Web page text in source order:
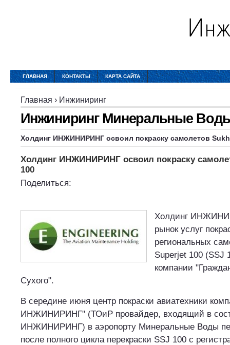
ГЛАВНАЯ КОНТАКТЫ КАРТА САЙТА
Главная › Инжиниринг
Инжиниринг Минеральные
Холдинг ИНЖИНИРИНГ освоил покраску самолетов
Холдинг ИНЖИНИРИНГ освоил покраску
100
Поделиться:
Холдинг
рынок услуг
региональных
Superjet 100 (SSJ
компании
Сухого".
В середине июня центр покраски авиатехники
ИНЖИНИРИНГ" (ТОиР провайдер, входящий в
ИНЖИНИРИНГ) в аэропорту Минеральные Воды
после полного цикла перекраски SSJ 100 с